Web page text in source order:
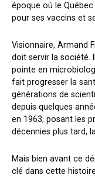
époque où le
pour ses vaccins et
Visionnaire, Armand
doit servir la société.
pointe en
fait progresser la
générations de
depuis quelques
en 1963, posant les
décennies plus tard,
Mais bien avant ce
clé dans cette